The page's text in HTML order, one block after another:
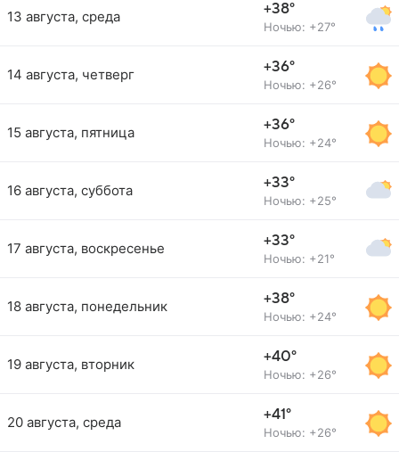
13 августа, среда +38°
Ночью: +27°
14 августа, четверг +36°
Ночью: +26°
15 августа, пятница +36°
Ночью: +24°
16 августа, суббота +33°
Ночью: +25°
17 августа, воскресенье +33°
Ночью: +21°
18 августа, понедельник +38°
Ночью: +24°
19 августа, вторник +40°
Ночью: +26°
20 августа, среда +41°
Ночью: +26°